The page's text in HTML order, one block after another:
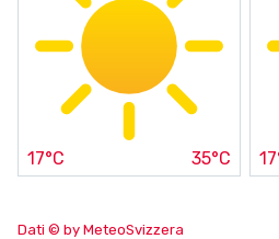
17°C 35°C
Dati © by MeteoSvizzera